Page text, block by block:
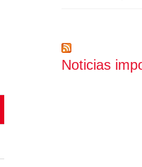
Noticias